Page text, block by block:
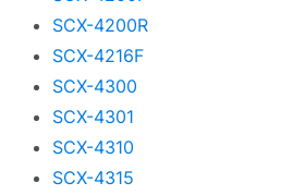
SCX-4200R
SCX-4216F
SCX-4300
SCX-4301
SCX-4310
SCX-4315